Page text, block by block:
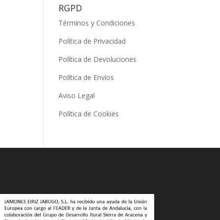
RGPD
Términos y Condiciones
Política de Privacidad
Política de Devoluciones
Política de Envíos
Aviso Legal
Política de Cookies